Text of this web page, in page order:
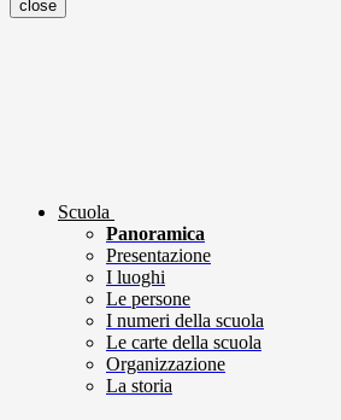
close
Scuola
Panoramica
Presentazione
I luoghi
Le persone
I numeri della scuola
Le carte della scuola
Organizzazione
La storia